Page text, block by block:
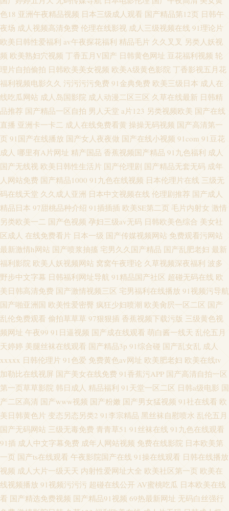
色18 亚洲午夜精品视频 日本三级成人观看 国产精品第12页 日韩午
夜场 成人视频高清免费 伦理在线影视 成人三级视频在线 91理论片
欧美日韩性爱福利 av午夜探花福利 精品毛片 久久叉叉 另类人妖视
频 欧美熟妇穴视频 丁香五月V国产 日韩黄色网址 豆花福利视频 轮
理片自拍偷拍 日韩欧美美女视频 欧美A级黄色影院 丁香影视五月花
福利视频电影久久 污污污污免费 91金典免费 欧美三级日本 成人在
线吃瓜网站 成人岛国影院 成人动漫二区三区 久草在线最新 日韩精
品推荐 国产精品一区自拍 男人天堂 a片123 另类视频欧美 国产在线
直播 亚洲卡一卡二 成人在线免费看黄 操操无码视频 国产高清第一
页 91国产在线播放 国产女人夜夜做 国产在线小视频 91com 91豆花
成人 哪里有A片网址 精产国品 香蕉视频国产精品 91九色福利 成人
国产无线视 欧美日韩性生活片 国产伦理剧 国产精品无套无码 成年
人网站免费 国产精品1000 91九色在线视频 日本伦理片在线 三级无
码在线天堂 久久成人亚洲 日本中文视频在线 伦理剧推荐 国产成人
精品日本 97甜桃品种介绍 91插插插 欧美SE第二页 毛片内射女 激情
另类欧美一二 国产色视频 孕妇三级av无码 日韩欧美色综合 美女社
区成人 在线免费看片 日本一级 国产传媒视频网站 免费观看污网站
最新激情h网站 国产喷浆抽搐 宅男久久国产精品 国产乱肥老妇 最新
福利影院 欧美人妖视频网站 窝窝午夜理论 久草视频深夜福利 波多
野步中文字幕 日韩福利网址导航 91精品国产社区 超碰无码在线 欧
美日韩高清免费 国产激情视频三区 宅男福利在线播放 91视频污导航
国产啪亚洲国 欧美性爱密臀 疯狂少妇喷潮 欧美肏屄一区二区 国产
乱伦免费观看 偷拍草草草 97狠狠插 香蕉视频下载污版 三级黄色视
频网址 午夜99 91日逼视频 国产成在线观看 萌白酱一线天 乱伦五月
天婷婷 美腿丝袜在线观看 国产精品3p 91综合碰 国产乱女乱 成人
xxxxx 日韩伦理片 91色爱 免费黄色av网址 欧美肥老妇 欧美在线tv
加勒比在线视屏 国产美女在线免费 91香蕉污APP 国产高清自拍一区
第一页草草影院 韩日成人 精品福利 91天堂一区二区 日韩a级电影 国
产二区高清 国产www视频 国产粉嫩 国产男女猛视频 91社在线看 欧
美日韩黄色片 变态另态另类2 91李宗精品 黑丝袜自慰喷水 乱伦五月
国产无码网站 三级无毒免费 青青草51 91丝袜在线 91九色在线观看
91插 成人中文字幕免费 成年人网站视频 免费在线影院 日本欧美第
一页 国产ts在线观看 午夜影院国产在线 91操在线观看 日韩在线播放
视频 成人大片一级天天 内射性爱网址大全 欧美社区第一页 欧美在
线视频播放 91视频污污污 超碰在线公开 AV蜜桃吃瓜 日本欧美在线
看 国产精选免费视频 国产精品91视频 69热最新网址 无码白丝强行